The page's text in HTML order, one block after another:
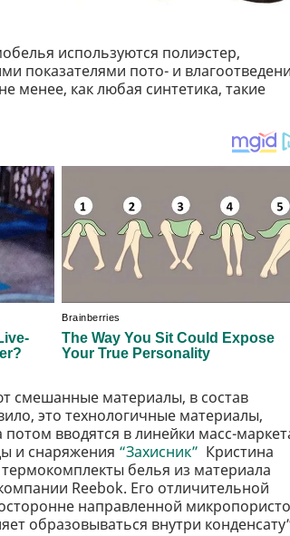
используются полиэстер,
показателями пото- и
как любая синтетика, такие
смешанные материалы, в состав
это технологичные материалы,
вводятся в линейки масс-
и снаряжения “Захисник” Кристина
белья из материала
Reebok. Его отличительной
направленной
образовываться внутри